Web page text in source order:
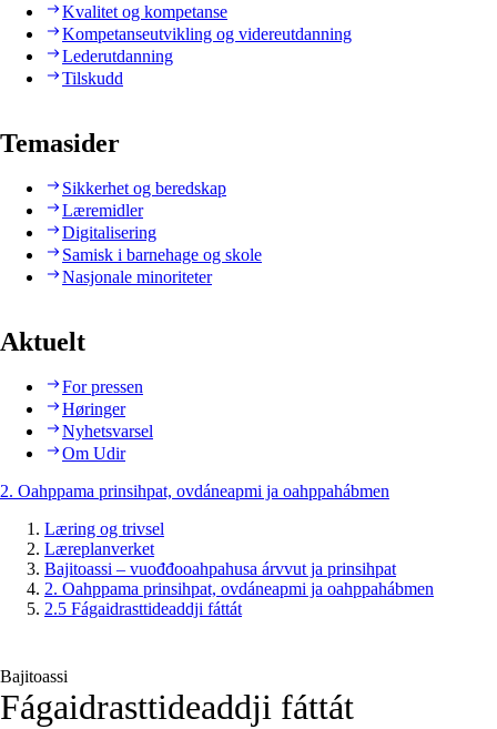
Kvalitet og kompetanse
Kompetanseutvikling og videreutdanning
Lederutdanning
Tilskudd
Temasider
Sikkerhet og beredskap
Læremidler
Digitalisering
Samisk i barnehage og skole
Nasjonale minoriteter
Aktuelt
For pressen
Høringer
Nyhetsvarsel
Om Udir
2. Oahppama prinsihpat, ovdáneapmi ja oahppahábmen
Læring og trivsel
Læreplanverket
Bajitoassi – vuođđooahpahusa árvvut ja prinsihpat
2. Oahppama prinsihpat, ovdáneapmi ja oahppahábmen
2.5 Fágaidrasttideaddji fáttát
Bajitoassi
Fágaidrasttideaddji fáttát